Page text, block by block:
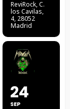
ReviRock, C.
los Cavilas,
4, 28052
Madrid
24
SEP